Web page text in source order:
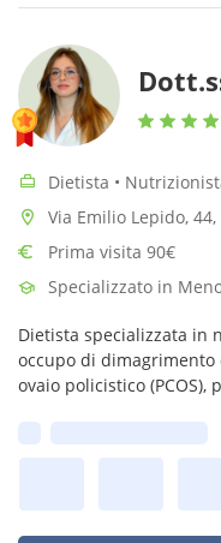
Dietista •
Via Emilio Lepido, 44,
Prima visita 90€
Specializzato in
Dietista specializzata in
occupo di dimagrimento difficile, performance nello sportivo,
ovaio policistico